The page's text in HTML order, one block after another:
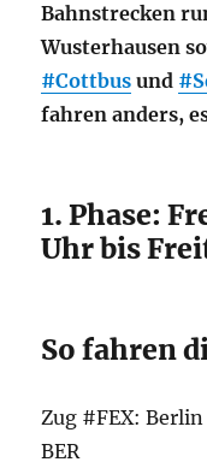
Bahnstrecken
Wusterhausen
#Cottbus und
fahren anders,
1. Phase:
Uhr bis
So fahren
Zug #FEX:
BER